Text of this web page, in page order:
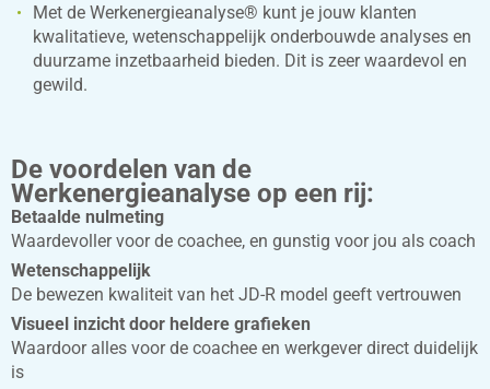
Met de Werkenergieanalyse® kunt je jouw klanten
kwalitatieve, wetenschappelijk onderbouwde analyses en
duurzame inzetbaarheid bieden. Dit is zeer waardevol en
gewild.
De voordelen van de
Werkenergieanalyse op een rij:
Betaalde nulmeting
Waardevoller voor de coachee, en gunstig voor jou als coach
Wetenschappelijk
De bewezen kwaliteit van het JD-R model geeft vertrouwen
Visueel inzicht door heldere grafieken
Waardoor alles voor de coachee en werkgever direct duidelijk
is